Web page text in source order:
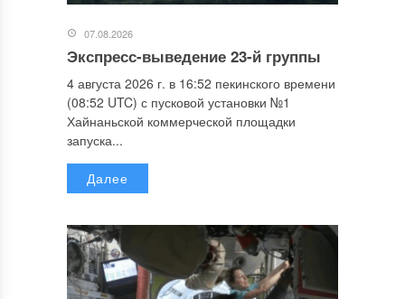
07.08.2026
Экспресс-выведение 23-й группы
4 августа 2026 г. в 16:52 пекинского времени
(08:52 UTC) с пусковой установки №1
Хайнаньской коммерческой площадки
запуска...
Далее